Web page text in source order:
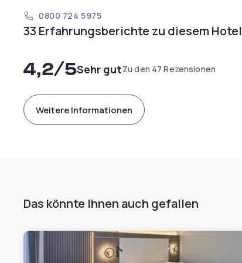
0800 724 5975
33 Erfahrungsberichte zu diesem Hotel
4,2/5Sehr gutZu den 47 Rezensionen
Weitere Informationen
Das könnte Ihnen auch gefallen